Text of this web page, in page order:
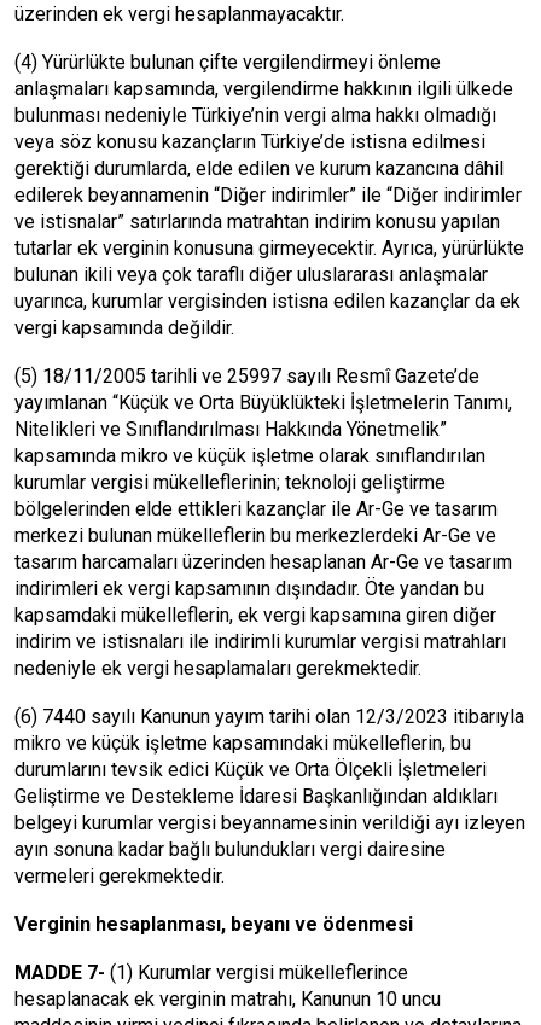
üzerinden ek vergi hesaplanmayacaktır.
(4) Yürürlükte bulunan çifte vergilendirmeyi önleme
anlaşmaları kapsamında, vergilendirme hakkının ilgili ülkede
bulunması nedeniyle Türkiye’nin vergi alma hakkı olmadığı
veya söz konusu kazançların Türkiye’de istisna edilmesi
gerektiği durumlarda, elde edilen ve kurum kazancına dâhil
edilerek beyannamenin “Diğer indirimler” ile “Diğer indirimler
ve istisnalar” satırlarında matrahtan indirim konusu yapılan
tutarlar ek verginin konusuna girmeyecektir. Ayrıca, yürürlükte
bulunan ikili veya çok taraflı diğer uluslararası anlaşmalar
uyarınca, kurumlar vergisinden istisna edilen kazançlar da ek
vergi kapsamında değildir.
(5) 18/11/2005 tarihli ve 25997 sayılı Resmî Gazete’de
yayımlanan “Küçük ve Orta Büyüklükteki İşletmelerin Tanımı,
Nitelikleri ve Sınıflandırılması Hakkında Yönetmelik”
kapsamında mikro ve küçük işletme olarak sınıflandırılan
kurumlar vergisi mükelleflerinin; teknoloji geliştirme
bölgelerinden elde ettikleri kazançlar ile Ar-Ge ve tasarım
merkezi bulunan mükelleflerin bu merkezlerdeki Ar-Ge ve
tasarım harcamaları üzerinden hesaplanan Ar-Ge ve tasarım
indirimleri ek vergi kapsamının dışındadır. Öte yandan bu
kapsamdaki mükelleflerin, ek vergi kapsamına giren diğer
indirim ve istisnaları ile indirimli kurumlar vergisi matrahları
nedeniyle ek vergi hesaplamaları gerekmektedir.
(6) 7440 sayılı Kanunun yayım tarihi olan 12/3/2023 itibarıyla
mikro ve küçük işletme kapsamındaki mükelleflerin, bu
durumlarını tevsik edici Küçük ve Orta Ölçekli İşletmeleri
Geliştirme ve Destekleme İdaresi Başkanlığından aldıkları
belgeyi kurumlar vergisi beyannamesinin verildiği ayı izleyen
ayın sonuna kadar bağlı bulundukları vergi dairesine
vermeleri gerekmektedir.
Verginin hesaplanması, beyanı ve ödenmesi
MADDE 7- (1) Kurumlar vergisi mükelleflerince
hesaplanacak ek verginin matrahı, Kanunun 10 uncu